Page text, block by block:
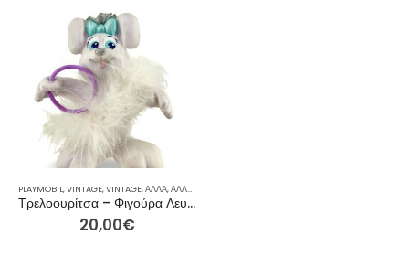
PLAYMOBIL,VINTAGE,VINTAGE,ΆΛΛΑ,ΆΛΛΑ
Τρελοουρίτσα – Φιγούρα Λευκού Σκύλου (Vivid Imaginations, 1990s)
20,00€